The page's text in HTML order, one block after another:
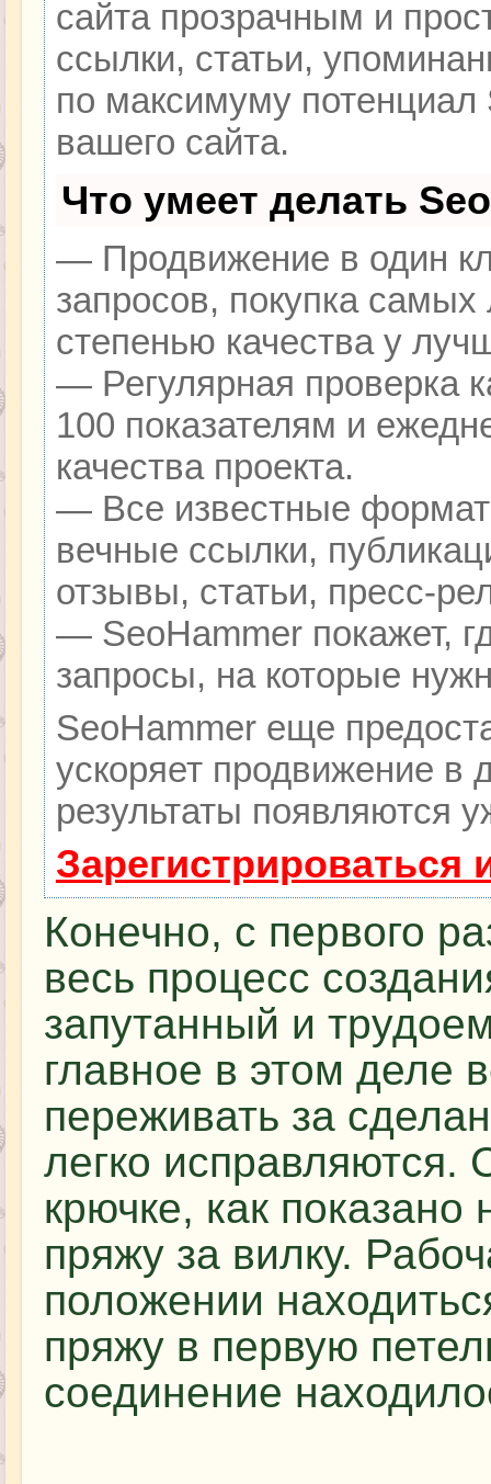
сайта прозрачным и
ссылки, статьи,
по максимуму
вашего сайта.
Что умеет делать
— Продвижение в один
запросов, покупка
степенью качества у
— Регулярная проверка
100 показателям и
качества проекта.
— Все известные
вечные ссылки,
отзывы, статьи, пресс-
— SeoHammer покажет,
запросы, на которые
SeoHammer еще
ускоряет продвижение в
результаты появляются
Конечно, с первого
весь процесс
запутанный и
главное в этом деле
переживать за
легко исправляются.
крючке, как
пряжу за вилку.
положении
пряжу в первую
соединение